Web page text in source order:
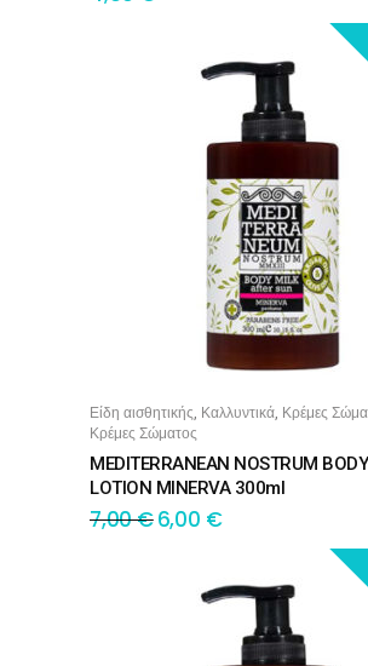
ΠΡΟΣΘΉΚΗ ΣΤΟ ΚΑΛΆΘΙ
Είδη αισθητικής, Καλλυντικά, Κρέμες
Κρέμες Σώματος
MEDITERRANEAN NOSTRUM BODY
LOTION MINERVA 300ml
7,00€6,00 €